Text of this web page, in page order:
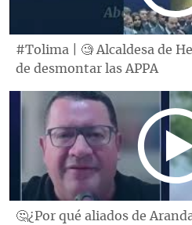
#Tolima | 🧐 Alcaldesa de
de desmontar las APPA
🤔¿Por qué aliados de